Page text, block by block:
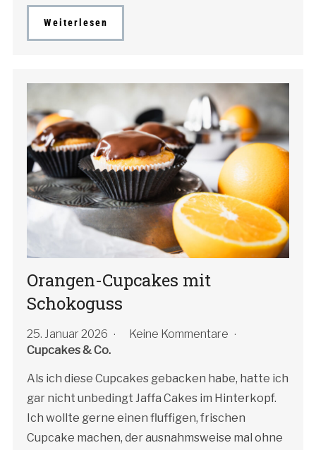
Weiterlesen
Orangen-Cupcakes mit
Schokoguss
25. Januar 2026
Keine Kommentare
Cupcakes & Co.
Als ich diese Cupcakes gebacken habe, hatte ich
gar nicht unbedingt Jaffa Cakes im Hinterkopf.
Ich wollte gerne einen fluffigen, frischen
Cupcake machen, der ausnahmsweise mal ohne